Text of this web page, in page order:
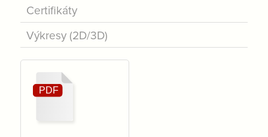
Certifikáty
Výkresy (2D/3D)